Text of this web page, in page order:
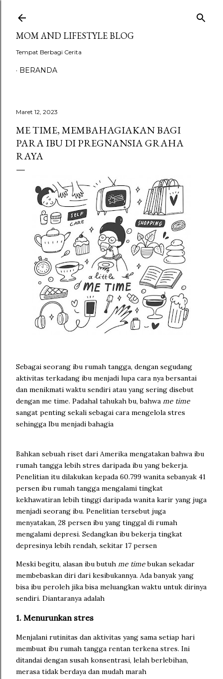
MOM AND LIFESTYLE BLOG
Tempat Berbagi Cerita
BERANDA
Maret 12, 2023
ME TIME, MEMBAHAGIAKAN BAGI
PARA IBU DI PREGNANSIA GRAHA
RAYA
Sebagai seorang ibu rumah tangga, dengan segudang
aktivitas terkadang ibu menjadi lupa cara nya bersantai
dan menikmati waktu sendiri atau yang sering disebut
dengan me time. Padahal tahukah bu, bahwa me time
sangat penting sekali sebagai cara mengelola stres
sehingga Ibu menjadi bahagia
Bahkan sebuah riset dari Amerika mengatakan bahwa ibu
rumah tangga lebih stres daripada ibu yang bekerja.
Penelitian itu dilakukan kepada 60.799 wanita sebanyak 41
persen ibu rumah tangga mengalami tingkat
kekhawatiran lebih tinggi daripada wanita karir yang juga
menjadi seorang ibu. Penelitian tersebut juga
menyatakan, 28 persen ibu yang tinggal di rumah
mengalami depresi. Sedangkan ibu bekerja tingkat
depresinya lebih rendah, sekitar 17 persen
Meski begitu, alasan ibu butuh me timebukan sekadar
membebaskan diri dari kesibukannya. Ada banyak yang
bisa ibu peroleh jika bisa meluangkan waktu untuk dirinya
sendiri. Diantaranya adalah
1. Menurunkan stres
Menjalani rutinitas dan aktivitas yang sama setiap hari
membuat ibu rumah tangga rentan terkena stres. Ini
ditandai dengan susah konsentrasi, lelah berlebihan,
merasa tidak berdaya dan mudah marah